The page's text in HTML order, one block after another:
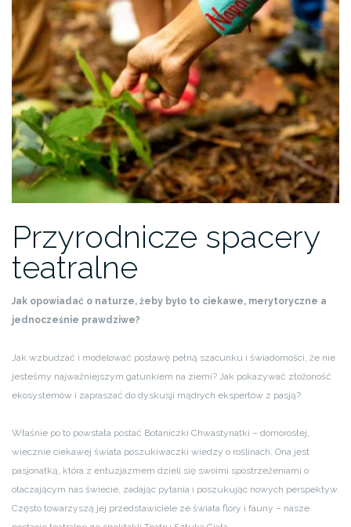
Przyrodnicze spacery
teatralne
Jak opowiadać o naturze, żeby było to ciekawe, merytoryczne a
jednocześnie prawdziwe?
Jak wzbudzać i modelować postawę pełną szacunku i świadomości, że nie
jesteśmy najważniejszym gatunkiem na ziemi? Jak pokazywać złożoność
ekosystemów i zapraszać do dyskusji mądrych ekspertów z pasją?
Właśnie po to powstała postać Botaniczki Chwastynatki – domorosłej,
wiecznie ciekawej świata poszukiwaczki wiedzy o roślinach. Ona jest
pasjonatką, która z entuzjazmem dzieli się swoimi spostrzeżeniami o
otaczającym nas świecie, zadając pytania i poszukując nowych perspektyw.
Często towarzyszą jej przedstawiciele ze świata flory i fauny – nasze